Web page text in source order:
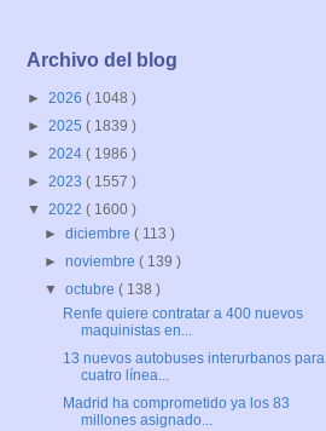
Archivo del blog
► 2026 ( 1048 )
► 2025 ( 1839 )
► 2024 ( 1986 )
► 2023 ( 1557 )
▼ 2022 ( 1600 )
►diciembre( 113 )
►noviembre( 139 )
▼octubre( 138 )
Renfe quiere contratar a 400 nuevos
maquinistas en...
13 nuevos autobuses interurbanos para
cuatro línea...
Madrid ha comprometido ya los 83
millones asignado...